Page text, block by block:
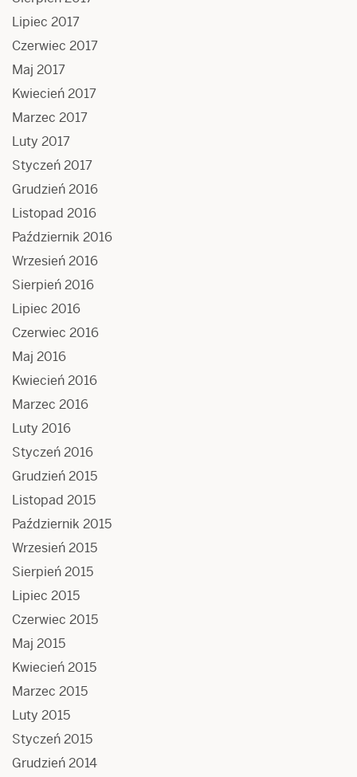
Lipiec 2017
Czerwiec 2017
Maj 2017
Kwiecień 2017
Marzec 2017
Luty 2017
Styczeń 2017
Grudzień 2016
Listopad 2016
Październik 2016
Wrzesień 2016
Sierpień 2016
Lipiec 2016
Czerwiec 2016
Maj 2016
Kwiecień 2016
Marzec 2016
Luty 2016
Styczeń 2016
Grudzień 2015
Listopad 2015
Październik 2015
Wrzesień 2015
Sierpień 2015
Lipiec 2015
Czerwiec 2015
Maj 2015
Kwiecień 2015
Marzec 2015
Luty 2015
Styczeń 2015
Grudzień 2014